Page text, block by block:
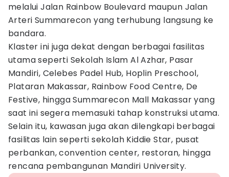
melalui Jalan Rainbow Boulevard maupun Jalan
Arteri Summarecon yang terhubung langsung ke
bandara.
Klaster ini juga dekat dengan berbagai fasilitas
utama seperti Sekolah Islam Al Azhar, Pasar
Mandiri, Celebes Padel Hub, Hoplin Preschool,
Plataran Makassar, Rainbow Food Centre, De
Festive, hingga Summarecon Mall Makassar yang
saat ini segera memasuki tahap konstruksi utama.
Selain itu, kawasan juga akan dilengkapi berbagai
fasilitas lain seperti sekolah Kiddie Star, pusat
perbankan, convention center, restoran, hingga
rencana pembangunan Mandiri University.